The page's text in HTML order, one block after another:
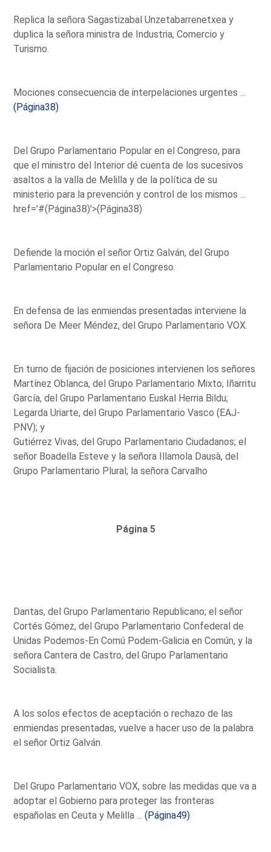
Replica la señora Sagastizabal Unzetabarrenetxea y
duplica la señora ministra de Industria, Comercio y
Turismo.
Mociones consecuencia de interpelaciones urgentes ...
(Página38)
Del Grupo Parlamentario Popular en el Congreso, para
que el ministro del Interior dé cuenta de los sucesivos
asaltos a la valla de Melilla y de la política de su
ministerio para la prevención y control de los mismos ...
href='#(Página38)'>(Página38)
Defiende la moción el señor Ortiz Galván, del Grupo
Parlamentario Popular en el Congreso.
En defensa de las enmiendas presentadas interviene la
señora De Meer Méndez, del Grupo Parlamentario VOX.
En turno de fijación de posiciones intervienen los señores
Martínez Oblanca, del Grupo Parlamentario Mixto; Iñarritu
García, del Grupo Parlamentario Euskal Herria Bildu;
Legarda Uriarte, del Grupo Parlamentario Vasco (EAJ-
PNV); y
Gutiérrez Vivas, del Grupo Parlamentario Ciudadanos; el
señor Boadella Esteve y la señora Illamola Dausà, del
Grupo Parlamentario Plural; la señora Carvalho
Página 5
Dantas, del Grupo Parlamentario Republicano; el señor
Cortés Gómez, del Grupo Parlamentario Confederal de
Unidas Podemos-En Comú Podem-Galicia en Común, y la
señora Cantera de Castro, del Grupo Parlamentario
Socialista.
A los solos efectos de aceptación o rechazo de las
enmiendas presentadas, vuelve a hacer uso de la palabra
el señor Ortiz Galván.
Del Grupo Parlamentario VOX, sobre las medidas que va a
adoptar el Gobierno para proteger las fronteras
españolas en Ceuta y Melilla ...(Página49)